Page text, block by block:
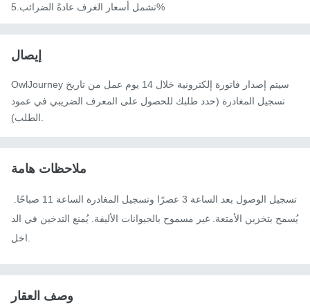
تشمل أسعار الغرف عادةً الضرائب.5%
إيصال
OwlJourney سيتم إصدار فاتورة إلكترونية خلال 14 يوم عمل من تاريخ
تسجيل المغادرة (حدد طلبك للحصول على المعرف الضريبي في عمود
ملاحظات هامة
يُسمح بتخزين الأمتعة. غير مسموح بالحيوانات الأليفة. يُمنع التدخين في الد
وصف العقار